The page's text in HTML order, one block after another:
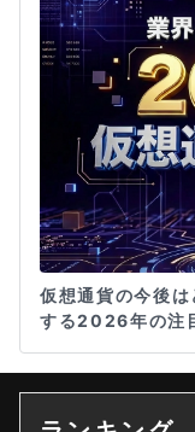
仮想通貨の今後
する2026年の注